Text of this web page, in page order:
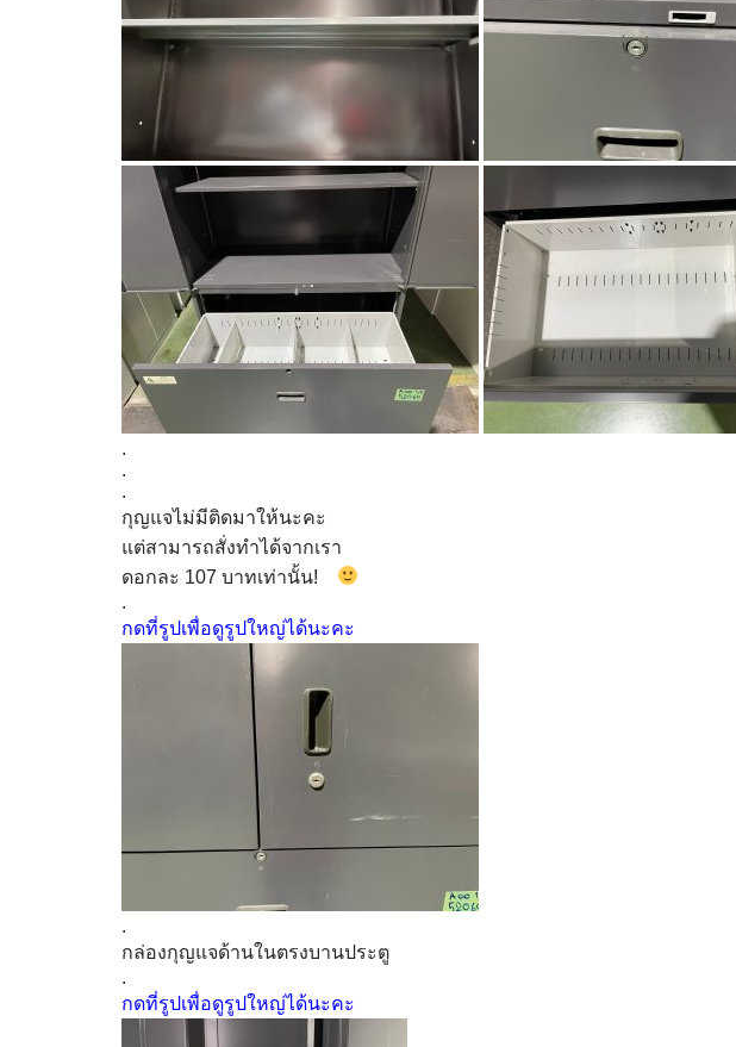
.
.
.
กุญแจไม่มีติดมาให้นะคะ
แต่สามารถสั่งทำได้จากเรา
ดอกละ 107 บาทเท่านั้น!
.
กดที่รูปเพื่อดูรูปใหญ่ได้นะคะ
.
กล่องกุญแจด้านในตรงบานประตู
.
กดที่รูปเพื่อดูรูปใหญ่ได้นะคะ